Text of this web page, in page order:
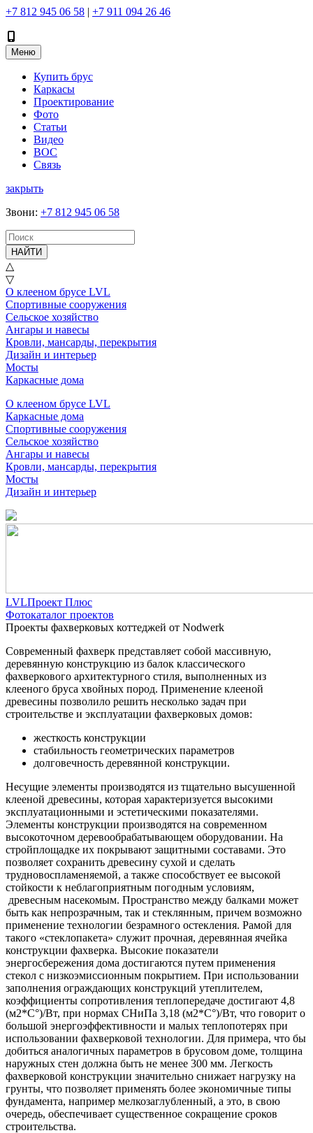
+7 812 945 06 58 | +7 911 094 26 46
Меню
Купить брус
Каркасы
Проектирование
Фото
Статьи
Видео
ВОС
Связь
закрыть
Звони: +7 812 945 06 58
НАЙТИ
△
▽
О клееном брусе LVL
Спортивные сооружения
Сельское хозяйство
Ангары и навесы
Кровли, мансарды, перекрытия
Дизайн и интерьер
Мосты
Каркасные дома
О клееном брусе LVL
Каркасные дома
Спортивные сооружения
Сельское хозяйство
Ангары и навесы
Кровли, мансарды, перекрытия
Мосты
Дизайн и интерьер
LVLПроект Плюс
Фотокаталог проектов
Проекты фахверковых коттеджей от Nodwerk
Современный фахверк представляет собой массивную,
деревянную конструкцию из балок классического
фахверкового архитектурного стиля, выполненных из
клееного бруса хвойных пород. Применение клееной
древесины позволило решить несколько задач при
строительстве и эксплуатации фахверковых домов:
жесткость конструкции
стабильность геометрических параметров
долговечность деревянной конструкции.
Несущие элементы производятся из тщательно высушенной
клееной древесины, которая характеризуется высокими
эксплуатационными и эстетическими показателями.
Элементы конструкции производятся на современном
высокоточном деревообрабатывающем оборудовании. На
стройплощадке их покрывают защитными составами. Это
позволяет сохранить древесину сухой и сделать
трудновоспламеняемой, а также способствует ее высокой
стойкости к неблагоприятным погодным условиям,
древесным насекомым. Пространство между балками может
быть как непрозрачным, так и стеклянным, причем возможно
применение технологии безрамного остекления. Рамой для
такого «стеклопакета» служит прочная, деревянная ячейка
конструкции фахверка. Высокие показатели
энергосбережения дома достигаются путем применения
стекол с низкоэмиссионным покрытием. При использовании
заполнения ограждающих конструкций утеплителем,
коэффициенты сопротивления теплопередаче достигают 4,8
(м2*С°)/Вт, при нормах СНиПа 3,18 (м2*С°)/Вт, что говорит о
большой энергоэффективности и малых теплопотерях при
использовании фахверковой технологии. Для примера, что бы
добиться аналогичных параметров в брусовом доме, толщина
наружных стен должна быть не менее 300 мм. Легкость
фахверковой конструкции значительно снижает нагрузку на
грунты, что позволяет применять более экономичные типы
фундамента, например мелкозаглубленный, а это, в свою
очередь, обеспечивает существенное сокращение сроков
строительства.